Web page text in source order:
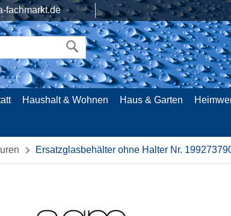
fachmarkt.de
Haushalt & Wohnen Haus & Garten
Ersatzglasbehälter ohne Halter Nr.